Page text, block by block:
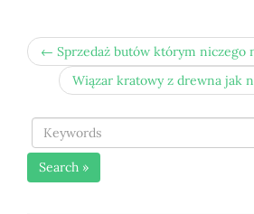
← Sprzedaż butów którym niczego
Wiązar kratowy z drewna jak
Search »